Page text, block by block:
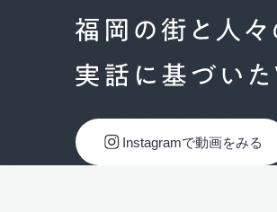
Instagramで動画をみる